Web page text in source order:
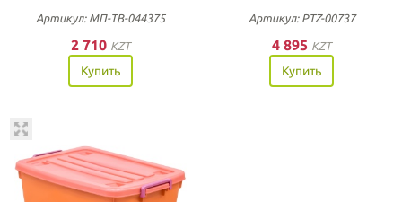
Артикул: МП-ТВ-044375
2 710 KZT
Купить
Артикул: PTZ-00737
4 895 KZT
Купить